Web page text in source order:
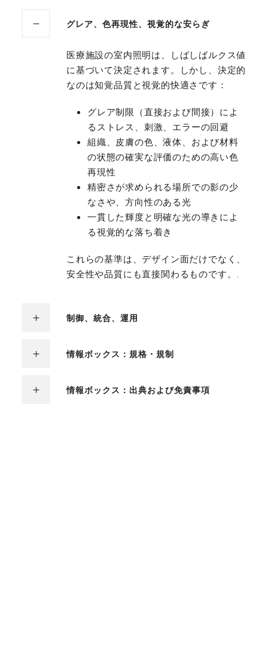
グレア、色再現性、視覚的な安らぎ
医療施設の室内照明は、しばしばルクス値
に基づいて決定されます。しかし、決定的
なのは知覚品質と視覚的快適さです：
グレア制限（直接および間接）によ
るストレス、刺激、エラーの回避
組織、皮膚の色、液体、および材料
の状態の確実な評価のための高い色
再現性
精密さが求められる場所での影の少
なさや、方向性のある光
一貫した輝度と明確な光の導きによ
る視覚的な落ち着き
これらの基準は、デザイン面だけでなく、
安全性や品質にも直接関わるものです。.
制御、統合、運用
情報ボックス：規格・規制
情報ボックス：出典および免責事項